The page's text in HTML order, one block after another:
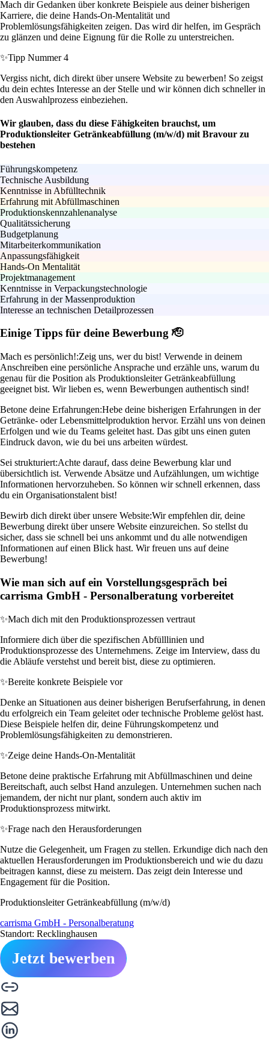
Mach dir Gedanken über konkrete Beispiele aus deiner bisherigen
Karriere, die deine Hands-On-Mentalität und
Problemlösungsfähigkeiten zeigen. Das wird dir helfen, im Gespräch
zu glänzen und deine Eignung für die Rolle zu unterstreichen.
✨Tipp Nummer 4
Vergiss nicht, dich direkt über unsere Website zu bewerben! So zeigst
du dein echtes Interesse an der Stelle und wir können dich schneller in
den Auswahlprozess einbeziehen.
Wir glauben, dass du diese Fähigkeiten brauchst, um
Produktionsleiter Getränkeabfüllung (m/w/d) mit Bravour zu
bestehen
Führungskompetenz
Technische Ausbildung
Kenntnisse in Abfülltechnik
Erfahrung mit Abfüllmaschinen
Produktionskennzahlenanalyse
Qualitätssicherung
Budgetplanung
Mitarbeiterkommunikation
Anpassungsfähigkeit
Hands-On Mentalität
Projektmanagement
Kenntnisse in Verpackungstechnologie
Erfahrung in der Massenproduktion
Interesse an technischen Detailprozessen
Einige Tipps für deine Bewerbung 🫡
Mach es persönlich!:Zeig uns, wer du bist! Verwende in deinem
Anschreiben eine persönliche Ansprache und erzähle uns, warum du
genau für die Position als Produktionsleiter Getränkeabfüllung
geeignet bist. Wir lieben es, wenn Bewerbungen authentisch sind!
Betone deine Erfahrungen:Hebe deine bisherigen Erfahrungen in der
Getränke- oder Lebensmittelproduktion hervor. Erzähl uns von deinen
Erfolgen und wie du Teams geleitet hast. Das gibt uns einen guten
Eindruck davon, wie du bei uns arbeiten würdest.
Sei strukturiert:Achte darauf, dass deine Bewerbung klar und
übersichtlich ist. Verwende Absätze und Aufzählungen, um wichtige
Informationen hervorzuheben. So können wir schnell erkennen, dass
du ein Organisationstalent bist!
Bewirb dich direkt über unsere Website:Wir empfehlen dir, deine
Bewerbung direkt über unsere Website einzureichen. So stellst du
sicher, dass sie schnell bei uns ankommt und du alle notwendigen
Informationen auf einen Blick hast. Wir freuen uns auf deine
Bewerbung!
Wie man sich auf ein Vorstellungsgespräch bei
carrisma GmbH - Personalberatung vorbereitet
✨Mach dich mit den Produktionsprozessen vertraut
Informiere dich über die spezifischen Abfülllinien und
Produktionsprozesse des Unternehmens. Zeige im Interview, dass du
die Abläufe verstehst und bereit bist, diese zu optimieren.
✨Bereite konkrete Beispiele vor
Denke an Situationen aus deiner bisherigen Berufserfahrung, in denen
du erfolgreich ein Team geleitet oder technische Probleme gelöst hast.
Diese Beispiele helfen dir, deine Führungskompetenz und
Problemlösungsfähigkeiten zu demonstrieren.
✨Zeige deine Hands-On-Mentalität
Betone deine praktische Erfahrung mit Abfüllmaschinen und deine
Bereitschaft, auch selbst Hand anzulegen. Unternehmen suchen nach
jemandem, der nicht nur plant, sondern auch aktiv im
Produktionsprozess mitwirkt.
✨Frage nach den Herausforderungen
Nutze die Gelegenheit, um Fragen zu stellen. Erkundige dich nach den
aktuellen Herausforderungen im Produktionsbereich und wie du dazu
beitragen kannst, diese zu meistern. Das zeigt dein Interesse und
Engagement für die Position.
Produktionsleiter Getränkeabfüllung (m/w/d)
carrisma GmbH - Personalberatung
Standort: Recklinghausen
Jetzt bewerben